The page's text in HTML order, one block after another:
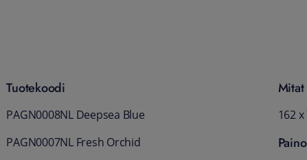
Tuotekoodi
PAGN0008NL Deepsea Blue
PAGN0007NL Fresh Orchid
Mitat
162
Paino